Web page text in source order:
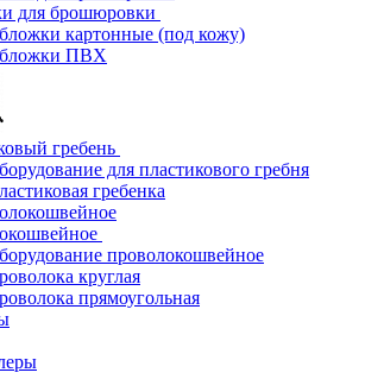
для брошюровки
картонные (под кожу)
ПВХ
гребень
для пластикового гребня
гребенка
проволокошвейное
круглая
прямоугольная